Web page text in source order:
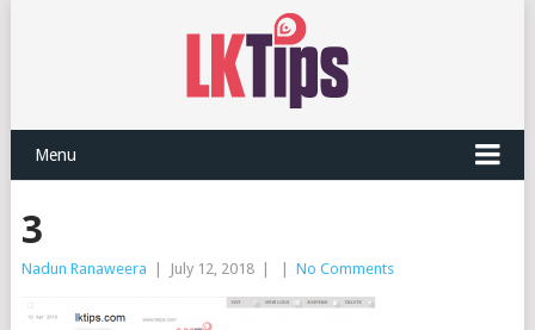
Menu
3
Nadun Ranaweera July 12, 2018 No Comments